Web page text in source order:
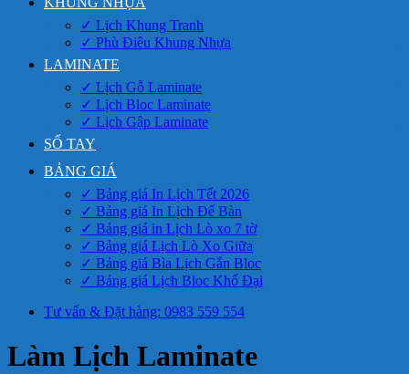
✓ Lịch Khung Tranh
✓ Phù Điêu Khung Nhựa
LAMINATE
✓ Lịch Gỗ Laminate
✓ Lịch Bloc Laminate
✓ Lịch Gập Laminate
SỔ TAY
BẢNG GIÁ
✓ Bảng giá In Lịch Tết 2026
✓ Bảng giá In Lịch Để Bàn
✓ Bảng giá in Lịch Lò xo 7 tờ
✓ Bảng giá Lịch Lò Xo Giữa
✓ Bảng giá Bìa Lịch Gắn Bloc
✓ Bảng giá Lịch Bloc Khổ Đại
Tư vấn & Đặt hàng: 0983 559 554
Làm Lịch Laminate